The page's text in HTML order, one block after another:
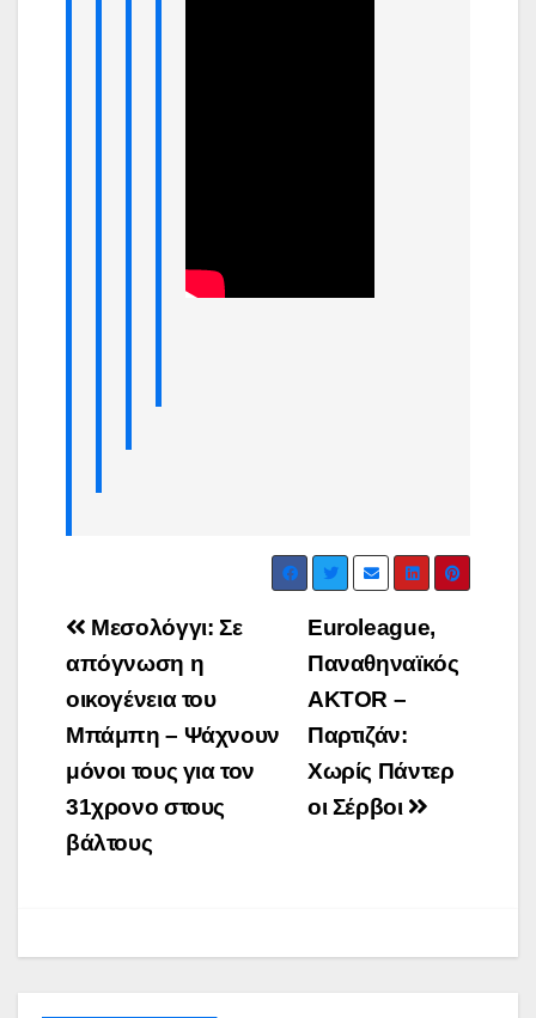
Post
navigation
Euroleague,
Παναθηναϊκός
AKTOR –
Παρτιζάν:
Χωρίς Πάντερ
οι Σέρβοι
Μεσολόγγι: Σε
απόγνωση η
οικογένεια του
Μπάμπη – Ψάχνουν
μόνοι τους για τον
31χρονο στους
βάλτους